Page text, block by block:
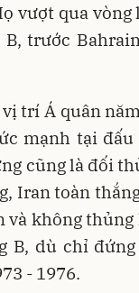
vượt qua
trước
trí Á quân
mạnh tại
cũng là đối
Iran toàn
và không
B, dù chỉ
- 1976.